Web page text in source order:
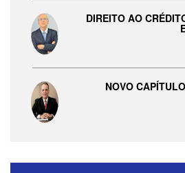
DIREITO AO
NOVO